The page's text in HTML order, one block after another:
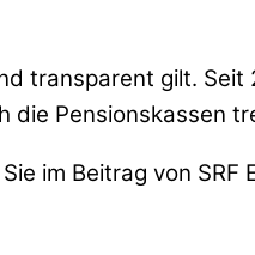
transparent gilt.
die Pensionskassen
im Beitrag von SRF